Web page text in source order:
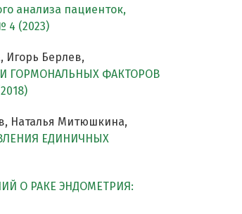
анализа пациенток,
4 (2023)
Игорь Берлев,
ГОРМОНАЛЬНЫХ ФАКТОРОВ
Наталья Митюшкина,
ЕДИНИЧНЫХ
О РАКЕ ЭНДОМЕТРИЯ: